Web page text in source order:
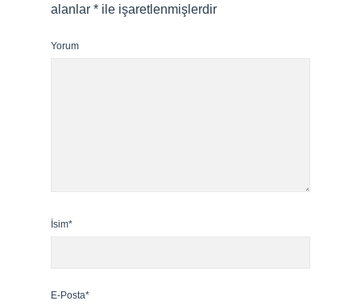
alanlar * ile işaretlenmişlerdir
Yorum
İsim*
E-Posta*